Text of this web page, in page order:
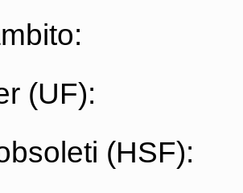
(UF):
(HSF):